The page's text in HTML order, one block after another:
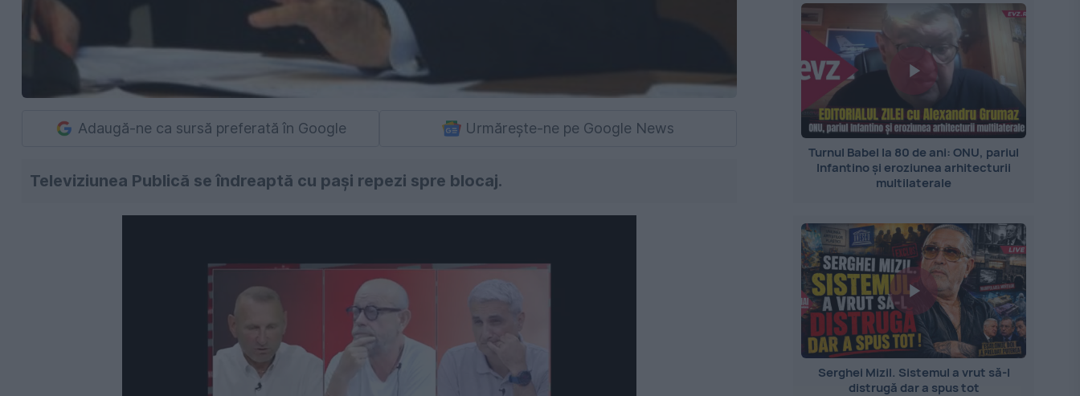
Adaugă-ne ca sursă preferată în Google Urmărește-ne pe Google News
Televiziunea Publică se îndreaptă cu pași repezi spre blocaj.
Turnul Babel la 80 de ani: ONU, pariul
Infantino și eroziunea arhitecturii
multilaterale
Serghei Mizil. Sistemul a vrut să-l
distrugă dar a spus tot